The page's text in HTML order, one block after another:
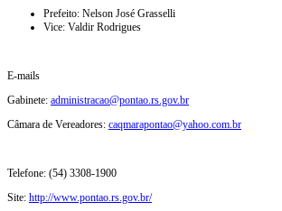
Prefeito: Nelson José Grasselli
Vice: Valdir Rodrigues
E-mails
Gabinete: administracao@pontao.rs.gov.br
Câmara de Vereadores: caqmarapontao@yahoo.com.br
Telefone: (54) 3308-1900
Site: http://www.pontao.rs.gov.br/